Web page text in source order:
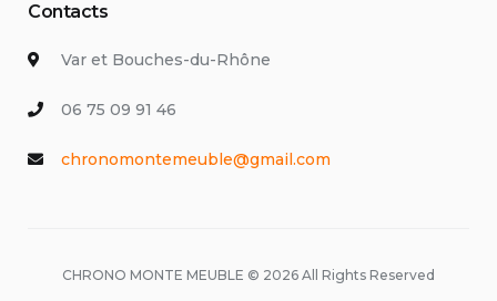
Contacts
Var et Bouches-du-Rhône
06 75 09 91 46
chronomontemeuble@gmail.com
CHRONO MONTE MEUBLE © 2026 All Rights Reserved